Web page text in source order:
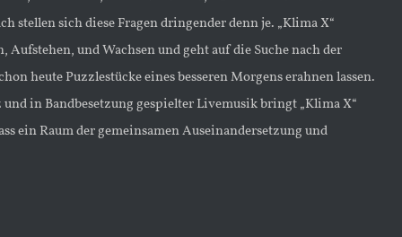
stellen sich diese Fragen dringender denn je. „Klima X“
und Wachsen und geht auf die Suche nach der
heute Puzzlestücke eines besseren Morgens erahnen lassen.
in Bandbesetzung gespielter Livemusik bringt „Klima X“
ein Raum der gemeinsamen Auseinandersetzung und